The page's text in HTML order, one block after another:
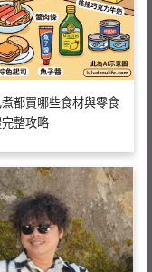
都買哪些食材與零食
整攻略